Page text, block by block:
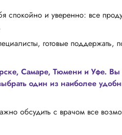
спокойно и уверенно: все
готовые поддержать,
Самаре, Тюмени и Уфе.
один из наиболее
обсудить с врачом все